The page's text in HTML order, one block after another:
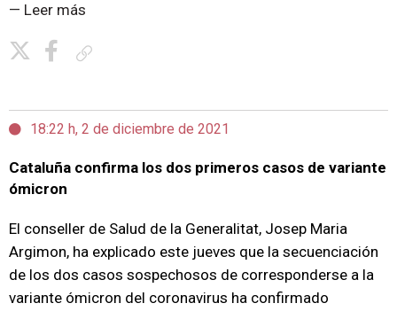
— Leer más
18:22 h, 2 de diciembre de 2021
Cataluña confirma los dos primeros casos de variante
ómicron
El conseller de Salud de la Generalitat, Josep Maria
Argimon, ha explicado este jueves que la secuenciación
de los dos casos sospechosos de corresponderse a la
variante ómicron del coronavirus ha confirmado